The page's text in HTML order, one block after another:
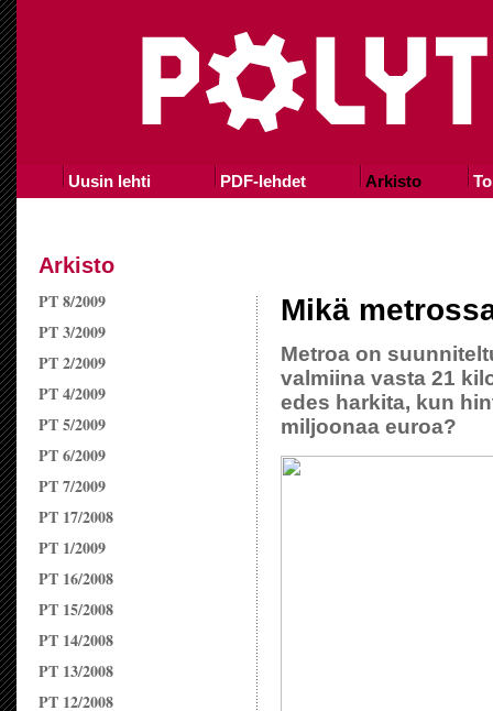
Uusin lehti PDF-lehdet Arkisto
Arkisto
PT 8/2009
PT 3/2009
PT 2/2009
PT 4/2009
PT 5/2009
PT 6/2009
PT 7/2009
PT 17/2008
PT 1/2009
PT 16/2008
PT 15/2008
PT 14/2008
PT 13/2008
PT 12/2008
Mikä
Metroa on
valmiina vasta 21
edes harkita, kun
miljoonaa euroa?